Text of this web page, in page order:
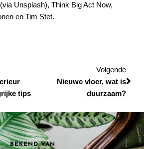
Unsplash), Think Big Act Now,
en Tim Stet.
tips
Volgende
Nieuwe vloer, wat is
duurzaam?
BEKEND VAN